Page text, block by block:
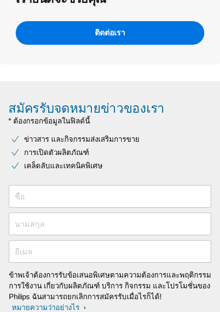
ติดต่อเรา
สมัครรับจดหมายข่าวของเรา
* ต้องกรอกข้อมูลในฟิลด์นี้
ข่าวสาร และกิจกรรมส่งเสริมการขาย
การเปิดตัวผลิตภัณฑ์
เคล็ดลับและเทคนิคพิเศษ
ชื่อ
นามสกุล
อีเมล
ข้าพเจ้าต้องการรับข้อเสนอพิเศษตามความต้องการและพฤติกรรม
การใช้งาน เกี่ยวกับผลิตภัณฑ์ บริการ กิจกรรม และโปรโมชั่นของ
Philips ฉันสามารถยกเลิกการสมัครรับเมื่อไรก็ได้!
หมายความว่าอย่างไร